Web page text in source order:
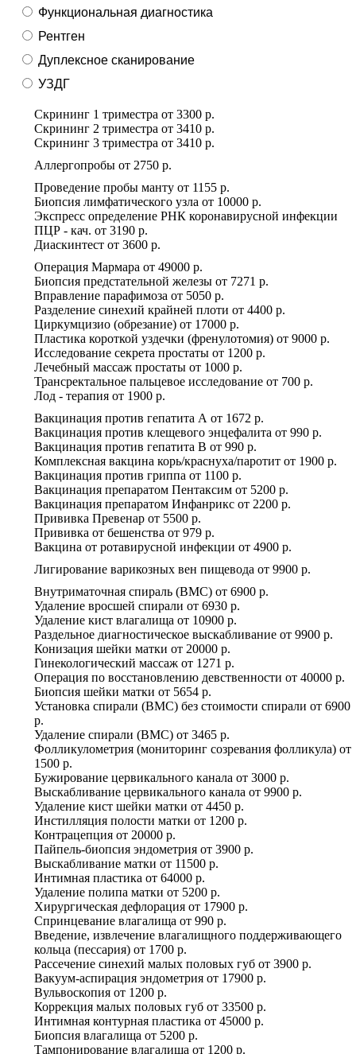
Функциональная диагностика
Рентген
Дуплексное сканирование
УЗДГ
Скрининг 1 триместра от 3300 р.
Скрининг 2 триместра от 3410 р.
Скрининг 3 триместра от 3410 р.
Аллергопробы от 2750 р.
Проведение пробы манту от 1155 р.
Биопсия лимфатического узла от 10000 р.
Экспресс определение РНК коронавирусной инфекции
ПЦР - кач. от 3190 р.
Диаскинтест от 3600 р.
Операция Мармара от 49000 р.
Биопсия предстательной железы от 7271 р.
Вправление парафимоза от 5050 р.
Разделение синехий крайней плоти от 4400 р.
Циркумцизио (обрезание) от 17000 р.
Пластика короткой уздечки (френулотомия) от 9000 р.
Исследование секрета простаты от 1200 р.
Лечебный массаж простаты от 1000 р.
Трансректальное пальцевое исследование от 700 р.
Лод - терапия от 1900 р.
Вакцинация против гепатита А от 1672 р.
Вакцинация против клещевого энцефалита от 990 р.
Вакцинация против гепатита В от 990 р.
Комплексная вакцина корь/краснуха/паротит от 1900 р.
Вакцинация против гриппа от 1100 р.
Вакцинация препаратом Пентаксим от 5200 р.
Вакцинация препаратом Инфанрикс от 2200 р.
Прививка Превенар от 5500 р.
Прививка от бешенства от 979 р.
Вакцина от ротавирусной инфекции от 4900 р.
Лигирование варикозных вен пищевода от 9900 р.
Внутриматочная спираль (ВМС) от 6900 р.
Удаление вросшей спирали от 6930 р.
Удаление кист влагалища от 10900 р.
Раздельное диагностическое выскабливание от 9900 р.
Конизация шейки матки от 20000 р.
Гинекологический массаж от 1271 р.
Операция по восстановлению девственности от 40000 р.
Биопсия шейки матки от 5654 р.
Установка спирали (ВМС) без стоимости спирали от 6900
р.
Удаление спирали (ВМС) от 3465 р.
Фолликулометрия (мониторинг созревания фолликула) от
1500 р.
Бужирование цервикального канала от 3000 р.
Выскабливание цервикального канала от 9900 р.
Удаление кист шейки матки от 4450 р.
Инстилляция полости матки от 1200 р.
Контрацепция от 20000 р.
Пайпель-биопсия эндометрия от 3900 р.
Выскабливание матки от 11500 р.
Интимная пластика от 64000 р.
Удаление полипа матки от 5200 р.
Хирургическая дефлорация от 17900 р.
Спринцевание влагалища от 990 р.
Введение, извлечение влагалищного поддерживающего
кольца (пессария) от 1700 р.
Рассечение синехий малых половых губ от 3900 р.
Вакуум-аспирация эндометрия от 17900 р.
Вульвоскопия от 1200 р.
Коррекция малых половых губ от 33500 р.
Интимная контурная пластика от 45000 р.
Биопсия влагалища от 5200 р.
Тампонирование влагалища от 1200 р.